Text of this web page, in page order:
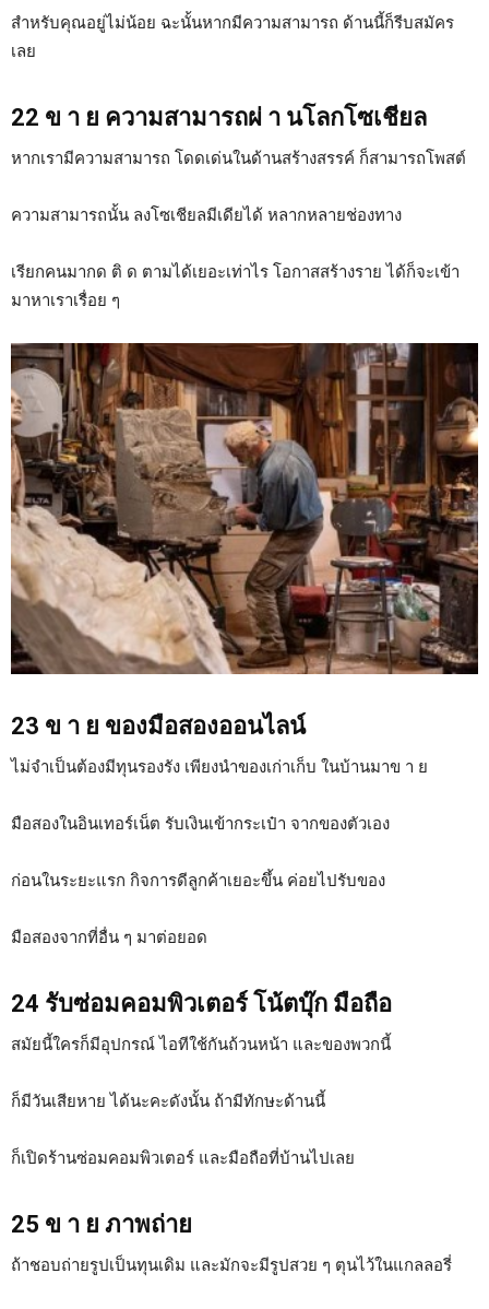
สำหรับคุณอยู่ไม่น้อย ฉะนั้นหากมีความสามารถ ด้านนี้ก็รีบสมัคร
เลย
22 ข า ย ความสามารถผ่ า นโลกโซเชียล
หากเรามีความสามารถ โดดเด่นในด้านสร้างสรรค์ ก็สามารถโพสต์
ความสามารถนั้น ลงโซเชียลมีเดียได้ หลากหลายช่องทาง
เรียกคนมากด ติ ด ตามได้เยอะเท่าไร โอกาสสร้างราย ได้ก็จะเข้า
มาหาเราเรื่อย ๆ
23 ข า ย ของมือสองออนไลน์
ไม่จำเป็นต้องมีทุนรองรัง เพียงนำของเก่าเก็บ ในบ้านมาข า ย
มือสองในอินเทอร์เน็ต รับเงินเข้ากระเป๋า จากของตัวเอง
ก่อนในระยะแรก กิจการดีลูกค้าเยอะขึ้น ค่อยไปรับของ
มือสองจากที่อื่น ๆ มาต่อยอด
24 รับซ่อมคอมพิวเตอร์ โน้ตบุ๊ก มือถือ
สมัยนี้ใครก็มีอุปกรณ์ ไอทีใช้กันถ้วนหน้า และของพวกนี้
ก็มีวันเสียหาย ได้นะคะดังนั้น ถ้ามีทักษะด้านนี้
ก็เปิดร้านซ่อมคอมพิวเตอร์ และมือถือที่บ้านไปเลย
25 ข า ย ภาพถ่าย
ถ้าชอบถ่ายรูปเป็นทุนเดิม และมักจะมีรูปสวย ๆ ตุนไว้ในแกลลอรี่